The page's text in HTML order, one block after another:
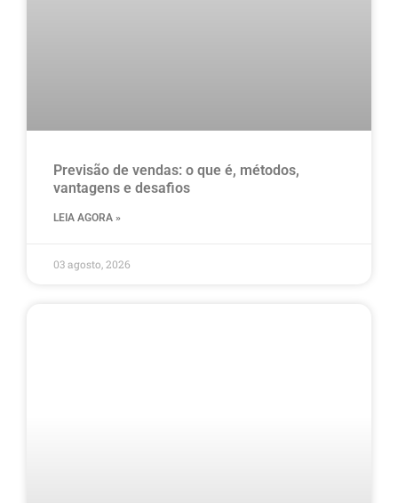
Previsão de vendas: o que é, métodos,
vantagens e desafios
LEIA AGORA »
03 agosto, 2026